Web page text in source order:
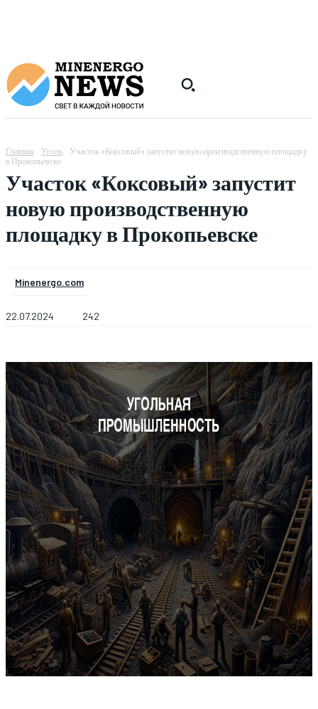
Главная Уголь
Участок «Коксовый» запустит новую производственную площадку
в Прокопьевске
Участок «Коксовый» запустит
новую производственную
площадку в Прокопьевске
Minenergo.com
22.07.2024 242